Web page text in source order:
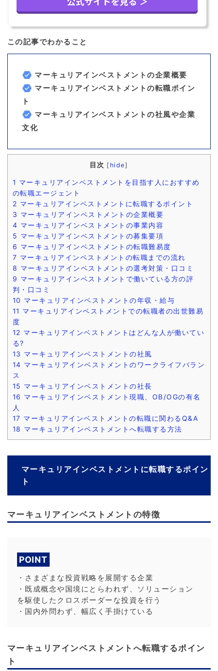
この記事でわかること
マーキュリアインベストメントの企業概要
マーキュリアインベストメントの転職ポイン
ト
マーキュリアインベストメントの社風や企業
文化
目次 [ hide]
1 マーキュリアインベストメントを目指す人におすすめ
の転職エージェント
2 マーキュリアインベストメントに転職するポイント
3 マーキュリアインベストメントの企業概要
4 マーキュリアインベストメントの事業内容
5 マーキュリアインベストメントの募集要項
6 マーキュリアインベストメントの転職難易度
7 マーキュリアインベストメントの転職までの流れ
8 マーキュリアインベストメントの選考対策・口コミ
9 マーキュリアインベストメントで働いている方の評
判・口コミ
10 マーキュリアインベストメントの年収・給与
11 マーキュリアインベストメントでの転職者の出世難易
度
12 マーキュリアインベストメントはどんな人が働いてい
る?
13 マーキュリアインベストメントの社風
14 マーキュリアインベストメントのワークライフバラン
ス
15 マーキュリアインベストメントの社長
16 マーキュリアインベストメント現職、OB/OGの有名
人
17 マーキュリアインベストメントの転職に関わるQ&A
18 マーキュリアインベストメントへ転職する方法
マーキュリアインベストメントに転職するポイン
ト
マーキュリアインベストメントの特徴
POINT
・さまざまな投資戦略を展開する企業
・既成概念や国境にとらわれず、ソリューション
を駆使したクロスボーダーな投資を行う
・国内外問わず、幅広く手掛けている
マーキュリアインベストメントへ転職するポイン
ト